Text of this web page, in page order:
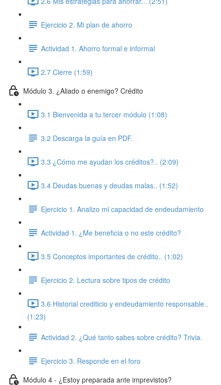
Ejercicio 2. Mi plan de ahorro
Actividad 1. Ahorro formal e informal
2.7 Cierre (1:59)
Módulo 3. ¿Aliado o enemigo? Crédito
3.1 Bienvenida a tu tercer módulo (1:08)
3.2 Descarga la guía en PDF.
3.3 ¿Cómo me ayudan los créditos?.. (2:09)
3.4 Deudas buenas y deudas malas.. (1:52)
Ejercicio 1. Analizo mi capacidad de endeudamiento
Actividad 1. ¿Me beneficia o no este crédito?
3.5 Conceptos importantes de crédito.. (1:02)
Ejercicio 2. Lectura sobre tipos de crédito
3.6 Historial crediticio y endeudamiento responsable..
(1:23)
Actividad 2. ¿Qué tanto sabes sobre crédito? Trivia.
Ejercicio 3. Responde en el foro
Módulo 4 - ¿Estoy preparada ante imprevistos?